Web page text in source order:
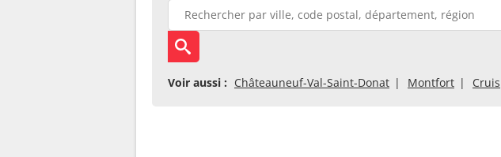
Voir aussi : Châteauneuf-Val-Saint-Donat Montfort Cruis